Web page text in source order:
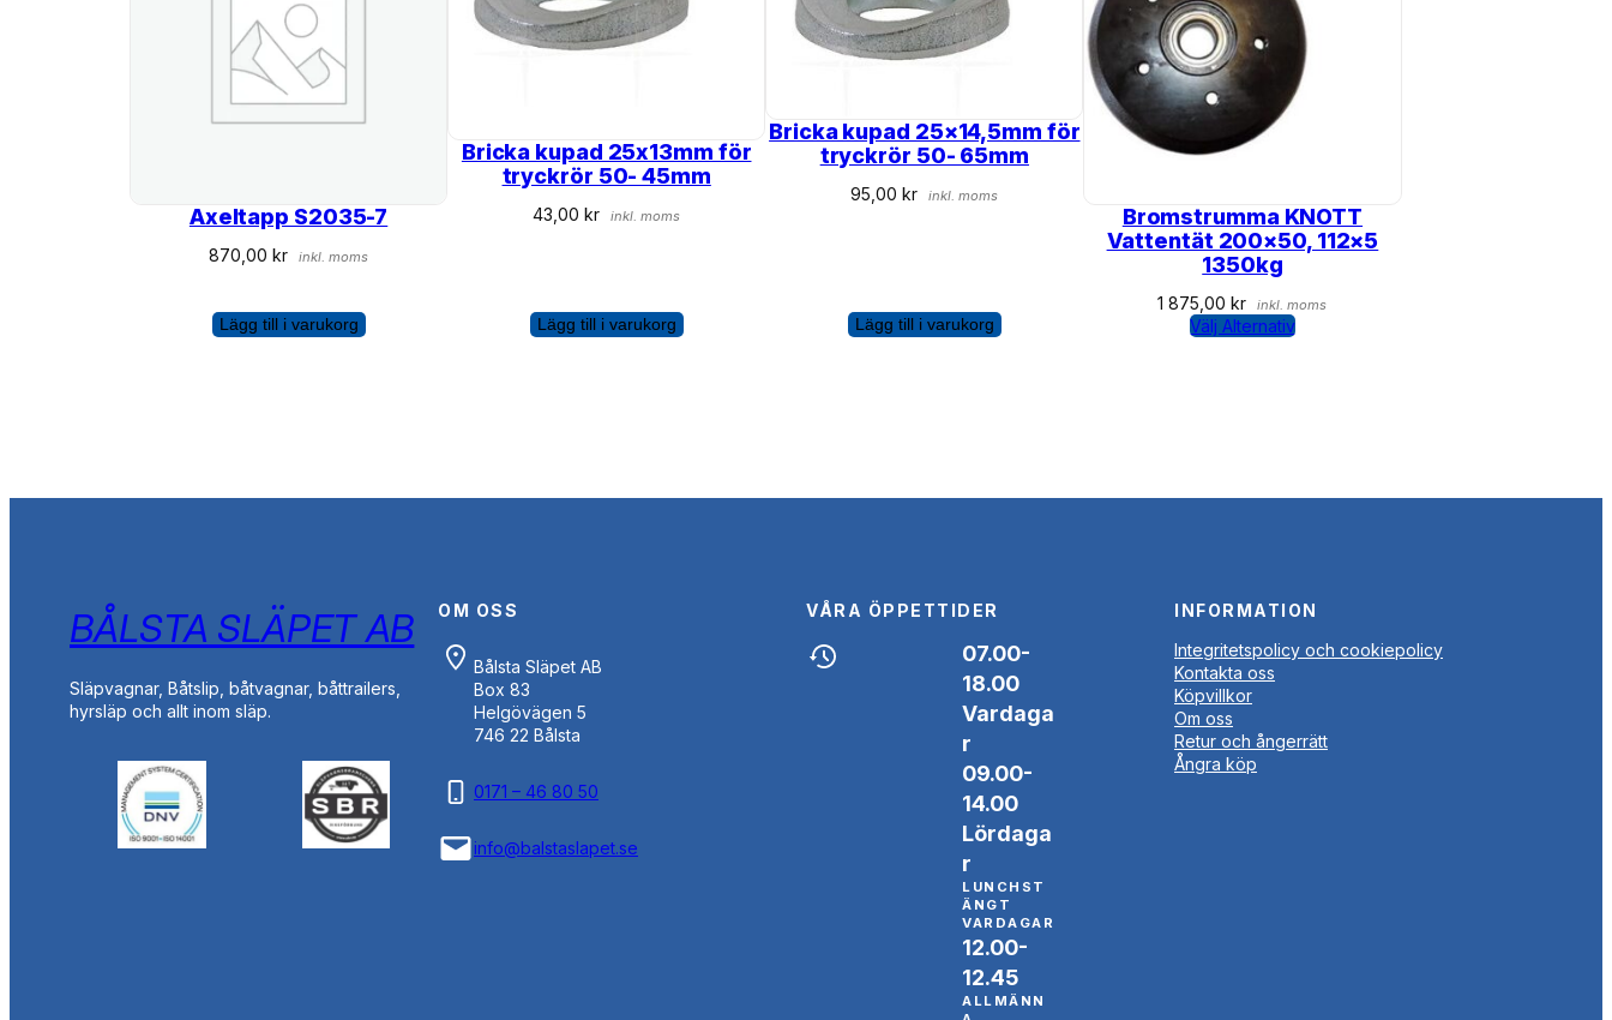
Axeltapp S2035-7
870,00kr inkl. moms
Lägg till i varukorg
Bricka kupad 25x13mm för
tryckrör 50- 45mm
43,00kr inkl. moms
Lägg till i varukorg
Bricka kupad 25×14,5mm för
tryckrör 50- 65mm
95,00kr inkl. moms
Lägg till i varukorg
Bromstrumma KNOTT
Vattentät 200×50, 112×5
1350kg
1 875,00kr inkl. moms
Välj Alternativ
BÅLSTA SLÄPET AB
Släpvagnar, Båtslip, båtvagnar, båttrailers,
hyrsläp och allt inom släp.
OM OSS
Bålsta Släpet AB
Box 83
Helgövägen 5
746 22 Bålsta
0171 – 46 80 50
info@balstaslapet.se
VÅRA ÖPPETTIDER
07.00-
18.00
Vardaga
r
09.00-
14.00
Lördaga
r
LUNCHST
ÄNGT
VARDAGAR
12.00-
12.45
ALLMÄNN
INFORMATION
Integritetspolicy och cookiepolicy
Kontakta oss
Köpvillkor
Om oss
Retur och ångerrätt
Ångra köp